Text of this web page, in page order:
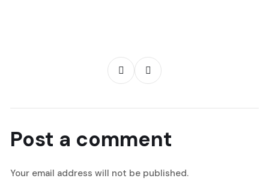
Post a comment
Your email address will not be published.